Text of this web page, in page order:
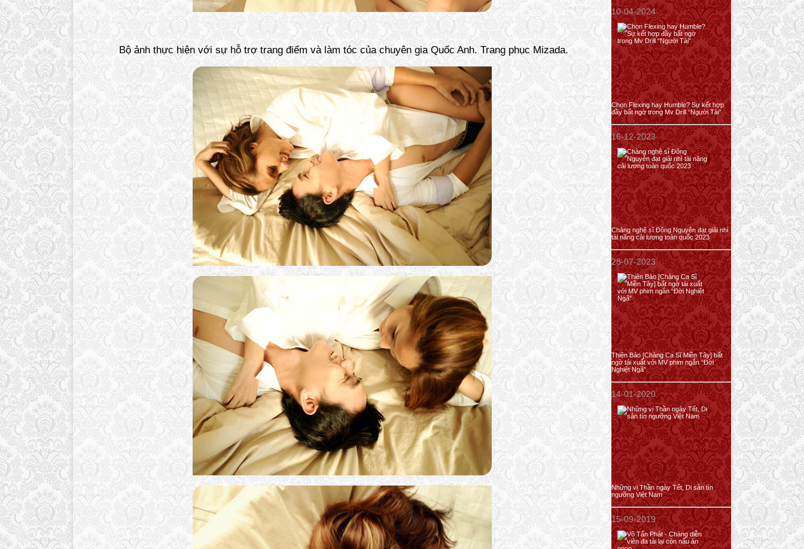
Bộ ảnh thực hiện với sự hỗ trợ trang điểm và làm tóc của chuyên gia Quốc Anh. Trang phục Mizada.
10-04-2024
Chọn Flexing hay Humble? Sự kết hợp
đầy bất ngờ trong Mv Drill “Người Tài”
16-12-2023
Chàng nghệ sĩ Đông Nguyên đạt giải nhì
tài năng cải lương toàn quốc 2023
28-07-2023
Thiên Bảo [Chàng Ca Sĩ Miền Tây] bất
ngờ tái xuất với MV phim ngắn “Đời
Nghiệt Ngã”
14-01-2020
Những vị Thần ngày Tết, Di sản tín
ngưỡng Việt Nam
15-09-2019